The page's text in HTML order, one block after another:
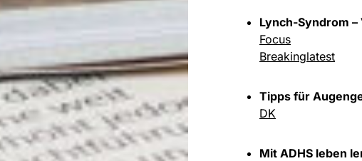
Lynch-Syndrom
Focus
Breakinglatest
Tipps für
DK
Mit ADHS leben